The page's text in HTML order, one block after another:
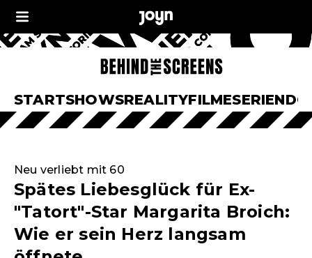
STARTSHOWSREALITYFILMESERIEN
Neu verliebt mit 60
Spätes Liebesglück für Ex-
"Tatort"-Star Margarita Broich:
Wie er sein Herz langsam